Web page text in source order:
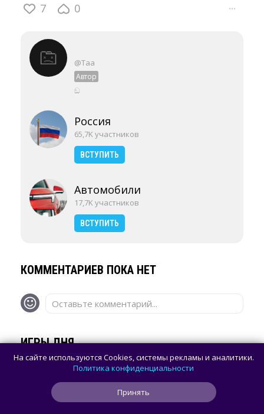
7 0 ···
@Taa
Автор
ඞ
Россия
65,7K участников
ВСТУПИТЬ
Автомобили
17,7K участников
ВСТУПИТЬ
КОММЕНТАРИЕВ ПОКА НЕТ
Оставьте комментарий...
ИГРЫ ДНЯ
На сайте используются Cookies, системы рекламы и аналитики.
Политика конфиденциальности
Принять